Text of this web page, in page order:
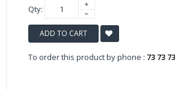
Qty:
ADD TO CART
To order this product by phone : 73 73